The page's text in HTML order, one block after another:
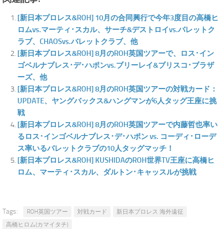
[新日本プロレス&ROH] 10月の合同興行で今年3度目の高橋ヒ
ロムvs.マーティ･スカル、サーチ&デストロイvs.バレットク
ラブ、CHAOSvs.バレットクラブ、他
[新日本プロレス&ROH] 8月のROH英国ツアーで、ロス･イン
ゴベルナブレス･デ･ハポンvs.ブリーレイ&ブリスコ･ブラザ
ーズ、他
[新日本プロレス&ROH] 8月のROH英国ツアーの対戦カード：
UPDATE、ヤングバックス&ハングマンが6人タッグ王座に挑
戦
[新日本プロレス&ROH] 8月のROH英国ツアーで内藤哲也率い
るロス･インゴベルナブレス･デ･ハポン vs. コーディ･ローデ
ス率いるバレットクラブの10人タッグマッチ！
[新日本プロレス&ROH] KUSHIDAのROH世界TV王座に高橋ヒ
ロム、マーティ･スカル、ダルトン･キャッスルが挑戦
Tags: ROH英国ツアー 対戦カード
新日本プロレス 海外遠征
高橋ヒロム(カマイタチ)